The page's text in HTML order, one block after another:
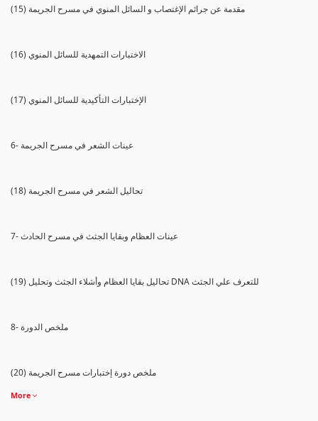
(15) مقدمة عن جرائم الإغتصاب و السائل المنوي في مسرح الجريمة
(16) الاختبارات التمهدية للسائل المنوي
(17) الإختبارات التأكيدية للسائل المنوي
6- عينات الشعر في مسرح الجريمة
(18) تحاليل الشعر في مسرح الجريمة
7- عينات العظام وبقايا الجثث في مسرح الحادث
(19) تحاليل بقايا العظام وأشلاء الجثث وتحليل DNA للتعرف علي الجثث
8- ملخص الدورة
(20) ملخص دورة إختبارات مسرح الجريمة
More